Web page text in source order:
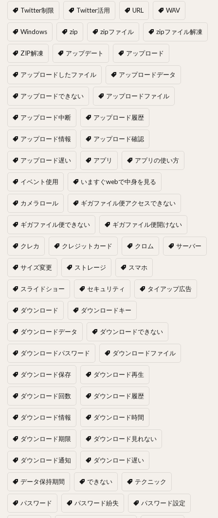
Twitter制限 Twitter活用 URL WAV
Windows zip zipファイル zipファイル解凍
ZIP解凍 アップデート アップロード
アップロードしたファイル アップロードデータ
アップロードできない アップロードファイル
アップロード中断 アップロード履歴
アップロード情報 アップロード確認
アップロード遅い アプリ アプリの使い方
イベント使用 いますぐwebで中身を見る
カメラロール ギガファイル便アクセスできない
ギガファイル便できない ギガファイル便開けない
クレカ クレジットカード クロム サーバー
サイズ変更 ストレージ スマホ
スライドショー セキュリティ タイアップ広告
ダウンロード ダウンロードキー
ダウンロードデータ ダウンロードできない
ダウンロードパスワード ダウンロードファイル
ダウンロード保存 ダウンロード再生
ダウンロード回数 ダウンロード履歴
ダウンロード情報 ダウンロード時間
ダウンロード期限 ダウンロード見れない
ダウンロード通知 ダウンロード遅い
データ保持期間 できない テクニック
パスワード パスワード紛失 パスワード設定